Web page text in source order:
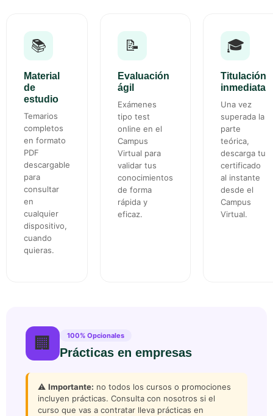
📚
Material
de
estudio
Temarios
completos
en formato
PDF
descargable
para
consultar
en
cualquier
dispositivo,
cuando
quieras.
📝
Evaluación
ágil
Exámenes
tipo test
online en el
Campus
Virtual para
validar tus
conocimientos
de forma
rápida y
eficaz.
🎓
Titulación
inmediata
Una vez
superada la
parte
teórica,
descarga tu
certificado
al instante
desde el
Campus
Virtual.
🏢 100% Opcionales
Prácticas en empresas
⚠️ Importante: no todos los cursos o promociones
incluyen prácticas. Consulta con nosotros si el
curso que vas a contratar lleva prácticas en